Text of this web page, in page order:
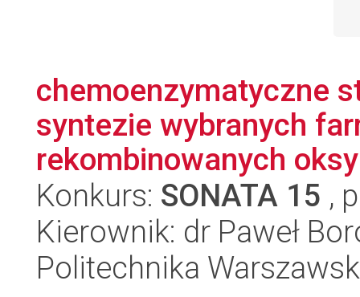
chemoenzymatyczne
syntezie wybranych
rekombinowanych
Konkurs: SONATA 15 ,
Kierownik: dr Paweł
Politechnika